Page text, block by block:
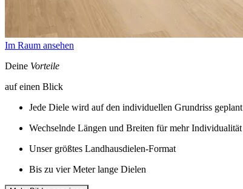
Im Raum ansehen
Deine Vorteile
auf einen Blick
Jede Diele wird auf den individuellen Grundriss geplant
Wechselnde Längen und Breiten für mehr Individualität
Unser größtes Landhausdielen-Format
Bis zu vier Meter lange Dielen